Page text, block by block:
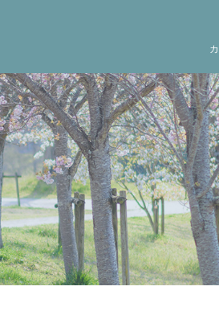
お問い合わ